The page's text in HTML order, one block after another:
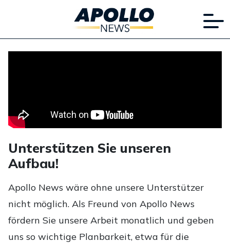
Unterstützen Sie unseren
Aufbau!
Apollo News wäre ohne unsere Unterstützer
nicht möglich. Als Freund von Apollo News
fördern Sie unsere Arbeit monatlich und geben
uns so wichtige Planbarkeit, etwa für die